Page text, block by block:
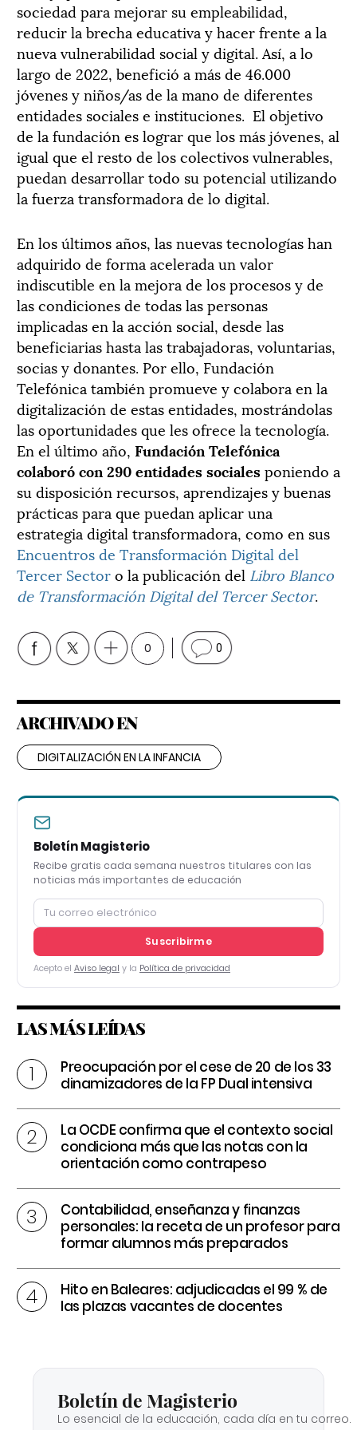
sociedad para mejorar su empleabilidad,
reducir la brecha educativa y hacer frente a la
nueva vulnerabilidad social y digital. Así, a lo
largo de 2022, benefició a más de 46.000
jóvenes y niños/as de la mano de diferentes
entidades sociales e instituciones. El objetivo
de la fundación es lograr que los más jóvenes, al
igual que el resto de los colectivos vulnerables,
puedan desarrollar todo su potencial utilizando
la fuerza transformadora de lo digital.
En los últimos años, las nuevas tecnologías han
adquirido de forma acelerada un valor
indiscutible en la mejora de los procesos y de
las condiciones de todas las personas
implicadas en la acción social, desde las
beneficiarias hasta las trabajadoras, voluntarias,
socias y donantes. Por ello, Fundación
Telefónica también promueve y colabora en la
digitalización de estas entidades, mostrándolas
las oportunidades que les ofrece la tecnología.
En el último año, Fundación Telefónica
colaboró con 290 entidades socialesponiendo a
su disposición recursos, aprendizajes y buenas
prácticas para que puedan aplicar una
estrategia digital transformadora, como en sus
Encuentros de Transformación Digital del
Tercer Sectoro la publicación del Libro Blanco
de Transformación Digital del Tercer Sector.
0 0
ARCHIVADO EN
DIGITALIZACIÓN EN LA INFANCIA
Boletín Magisterio
Recibe gratis cada semana nuestros titulares con las
noticias más importantes de educación
Suscribirme
Acepto el Aviso legal y la Política de privacidad
LAS MÁS LEÍDAS
Preocupación por el cese de 20 de los 33
dinamizadores de la FP Dual intensiva
La OCDE confirma que el contexto social
condiciona más que las notas con la
orientación como contrapeso
Contabilidad, enseñanza y finanzas
personales: la receta de un profesor para
formar alumnos más preparados
Hito en Baleares: adjudicadas el 99 % de
las plazas vacantes de docentes
Boletín de Magisterio
Lo esencial de la educación, cada día en tu correo.